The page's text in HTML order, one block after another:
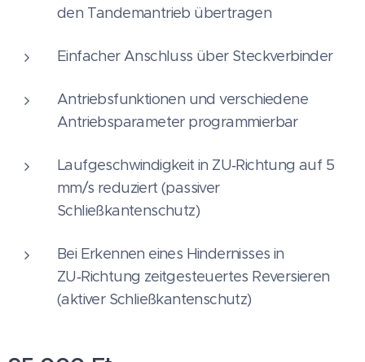
den Tandemantrieb übertragen
Einfacher Anschluss über Steckverbinder
Antriebsfunktionen und verschiedene
Antriebsparameter programmierbar
Laufgeschwindigkeit in ZU‑Richtung auf 5
mm/s reduziert (passiver
Schließkantenschutz)
Bei Erkennen eines Hindernisses in
ZU‑Richtung zeitgesteuertes Reversieren
(aktiver Schließkantenschutz)